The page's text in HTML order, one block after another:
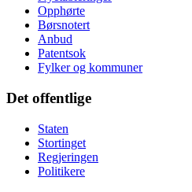
Opphørte
Børsnotert
Anbud
Patentsok
Fylker og kommuner
Det offentlige
Staten
Stortinget
Regjeringen
Politikere